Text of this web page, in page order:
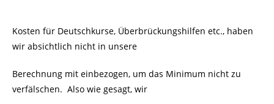
Kosten für Deutschkurse, Überbrückungshilfen etc., haben
wir absichtlich nicht in unsere
Berechnung mit einbezogen, um das Minimum nicht zu
verfälschen. Also wie gesagt, wir